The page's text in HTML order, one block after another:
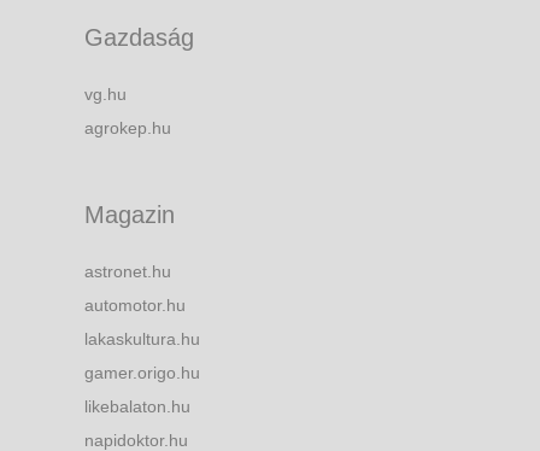
Gazdaság
vg.hu
agrokep.hu
Magazin
astronet.hu
automotor.hu
lakaskultura.hu
gamer.origo.hu
likebalaton.hu
napidoktor.hu